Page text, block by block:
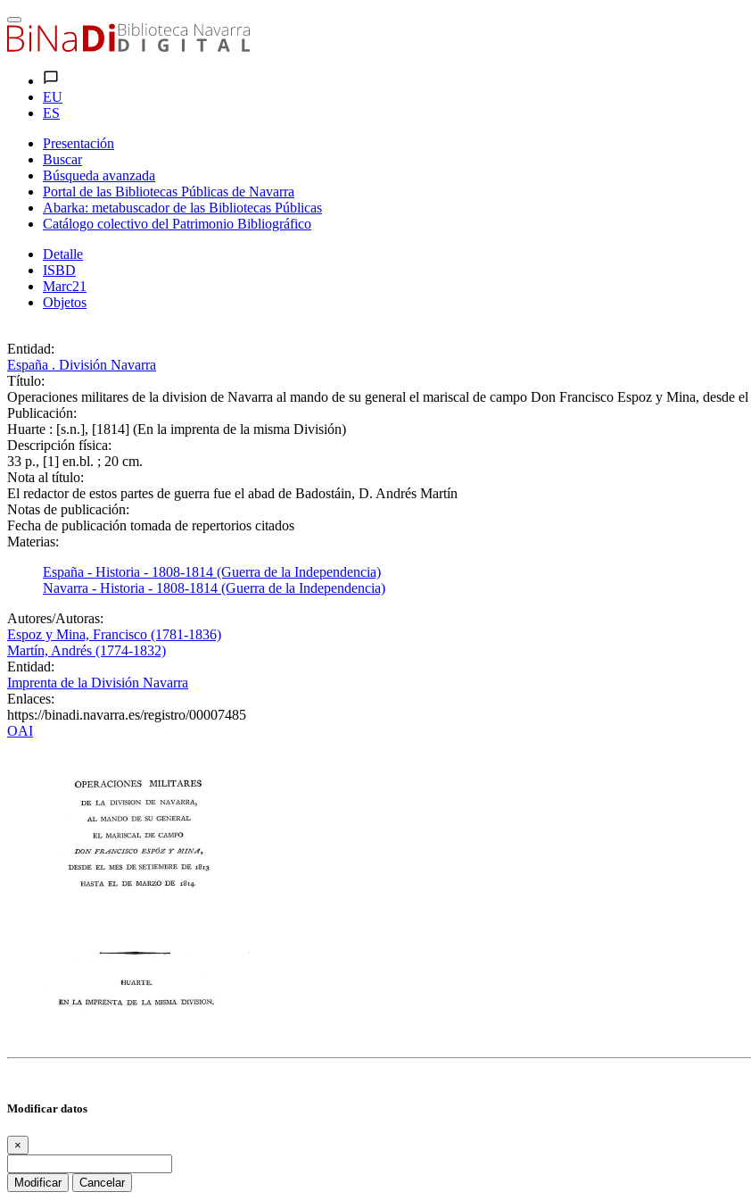
EU
ES
Presentación
Buscar
Búsqueda avanzada
Portal de las Bibliotecas Públicas de Navarra
Abarka: metabuscador de las Bibliotecas Públicas
Catálogo colectivo del Patrimonio Bibliográfico
Detalle
ISBD
Marc21
Objetos
Entidad:
España . División Navarra
Título:
Operaciones militares de la division de Navarra al mando de su general el mariscal de campo Don Francisco Espoz y Mina, desde
Publicación:
Huarte : [s.n.], [1814] (En la imprenta de la misma División)
Descripción física:
33 p., [1] en.bl. ; 20 cm.
Nota al título:
El redactor de estos partes de guerra fue el abad de Badostáin, D. Andrés Martín
Notas de publicación:
Fecha de publicación tomada de repertorios citados
Materias:
España - Historia - 1808-1814 (Guerra de la Independencia)
Navarra - Historia - 1808-1814 (Guerra de la Independencia)
Autores/Autoras:
Espoz y Mina, Francisco (1781-1836)
Martín, Andrés (1774-1832)
Entidad:
Imprenta de la División Navarra
Enlaces:
https://binadi.navarra.es/registro/00007485
OAI
Modificar datos
×
Modificar Cancelar